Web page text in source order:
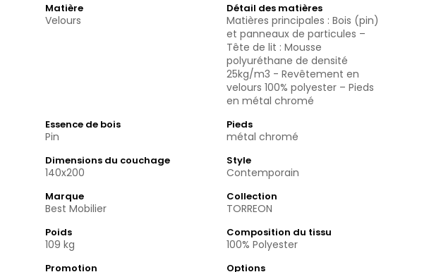
Matière
Velours
Détail des matières
Matières principales : Bois (pin)
et panneaux de particules –
Tête de lit : Mousse
polyuréthane de densité
25kg/m3 - Revêtement en
velours 100% polyester – Pieds
en métal chromé
Essence de bois
Pin
Pieds
métal chromé
Dimensions du couchage
140x200
Style
Contemporain
Marque
Best Mobilier
Collection
TORREON
Poids
109 kg
Composition du tissu
100% Polyester
Promotion Options